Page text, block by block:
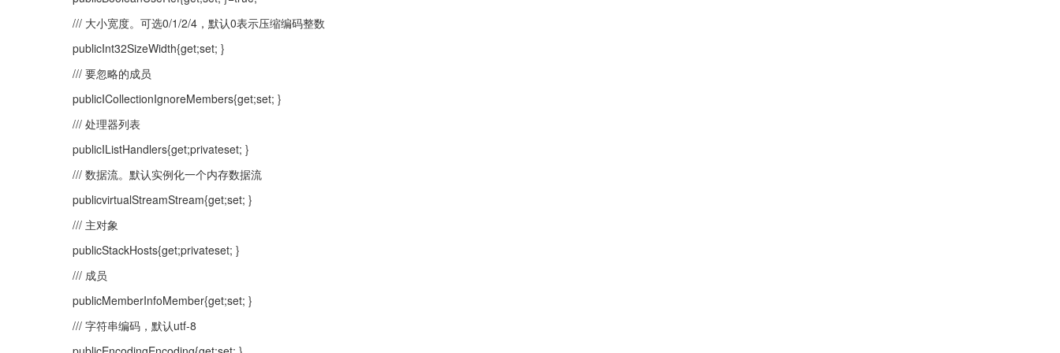
/// 大小宽度。可选0/1/2/4，默认0表示压缩编码整数
publicInt32SizeWidth{get;set; }
/// 要忽略的成员
publicICollectionIgnoreMembers{get;set; }
/// 处理器列表
publicIListHandlers{get;privateset; }
/// 数据流。默认实例化一个内存数据流
publicvirtualStreamStream{get;set; }
/// 主对象
publicStackHosts{get;privateset; }
/// 成员
publicMemberInfoMember{get;set; }
/// 字符串编码，默认utf-8